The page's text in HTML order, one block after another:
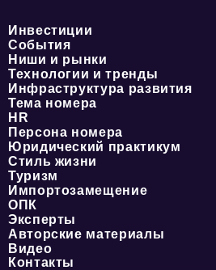
Инвестиции
События
Ниши и рынки
Технологии и тренды
Инфраструктура развития
Тема номера
HR
Персона номера
Юридический практикум
Стиль жизни
Туризм
Импортозамещение
ОПК
Эксперты
Авторские материалы
Видео
Контакты